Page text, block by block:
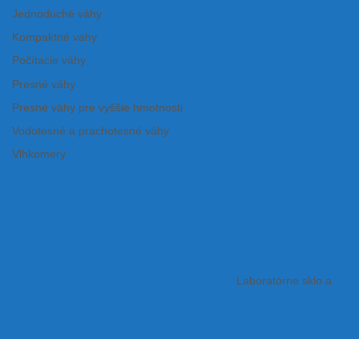
Jednoduché váhy
Kompaktné váhy
Počítacie váhy
Presné váhy
Presné váhy pre vyššie hmotnosti
Vodotesné a prachotesné váhy
Vlhkomery
Laboratórne sklo a